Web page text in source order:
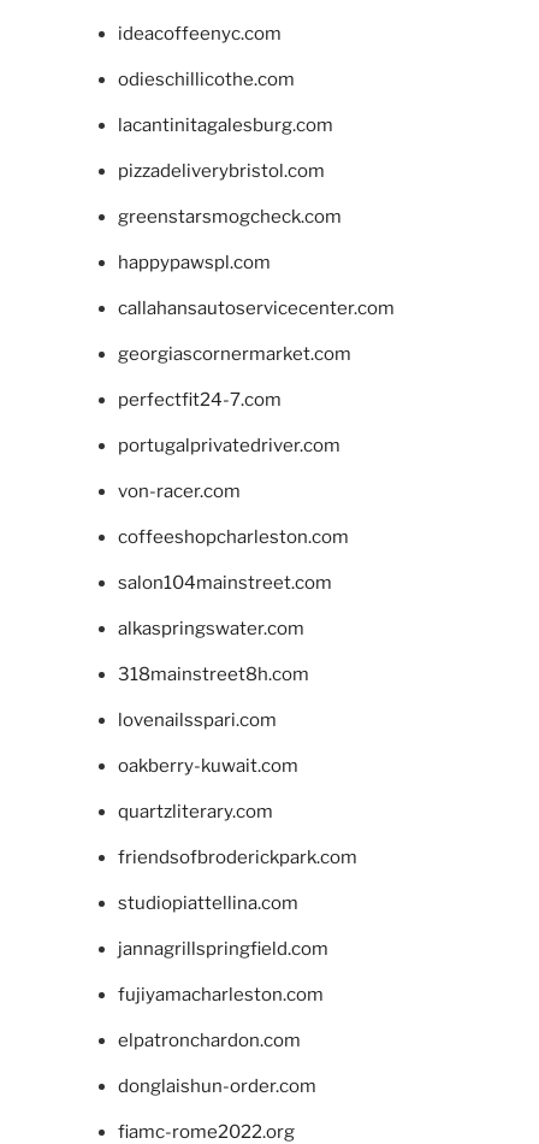
ideacoffeenyc.com
odieschillicothe.com
lacantinitagalesburg.com
pizzadeliverybristol.com
greenstarsmogcheck.com
happypawspl.com
callahansautoservicecenter.com
georgiascornermarket.com
perfectfit24-7.com
portugalprivatedriver.com
von-racer.com
coffeeshopcharleston.com
salon104mainstreet.com
alkaspringswater.com
318mainstreet8h.com
lovenailsspari.com
oakberry-kuwait.com
quartzliterary.com
friendsofbroderickpark.com
studiopiattellina.com
jannagrillspringfield.com
fujiyamacharleston.com
elpatronchardon.com
donglaishun-order.com
fiamc-rome2022.org